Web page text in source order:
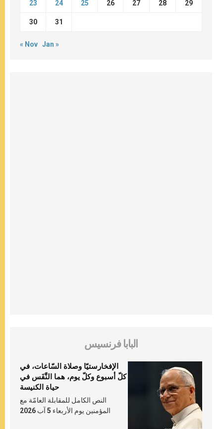
23 24 25 26 27 28 29
30 31
« Nov Jan »
البابا فرنسيس
الإفخارستيّا وصلاة السّاعات، في
كلّ أسبوع وكلّ يوم، هما النَّفَس في
حياة الكنيسة
النص الكامل للمقابلة العامّة مع
المؤمنين يوم الأربعاء 5 آب 2026